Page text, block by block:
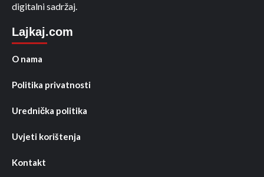
digitalni sadržaj.
Lajkaj.com
O nama
Politika privatnosti
Urednička politika
Uvjeti korištenja
Kontakt